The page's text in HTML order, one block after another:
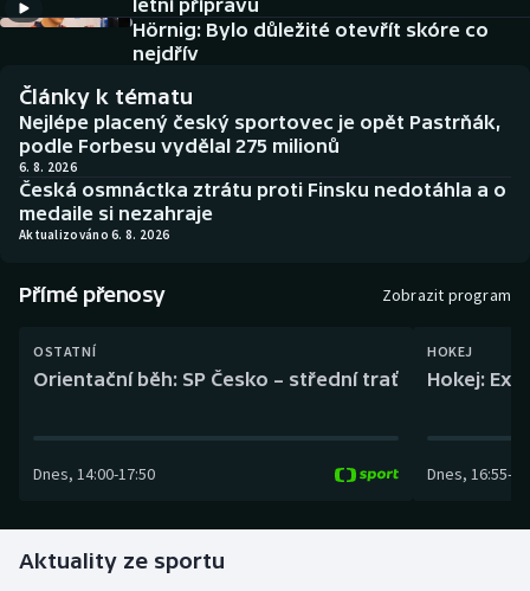
Biatlon
Boby a skeleton
Box
Curling
Dostihy
Gymnastika
Historické návraty
Aplikace ČT sport
AZ kvíz
letní přípravu
Hörnig: Bylo důležité otevřít skóre co
nejdřív
Články k tématu
Nejlépe placený český sportovec je opět Pastrňák,
podle Forbesu vydělal 275 milionů
6. 8. 2026
Česká osmnáctka ztrátu proti Finsku nedotáhla a o
medaile si nezahraje
Aktualizováno 6. 8. 2026
Přímé přenosy Zobrazit program
OSTATNÍ
Orientační běh: SP Česko – střední trať
Dnes, 14:00-17:50
HOKEJ
Hokej:
Dnes, 16:55-
Aktuality ze sportu